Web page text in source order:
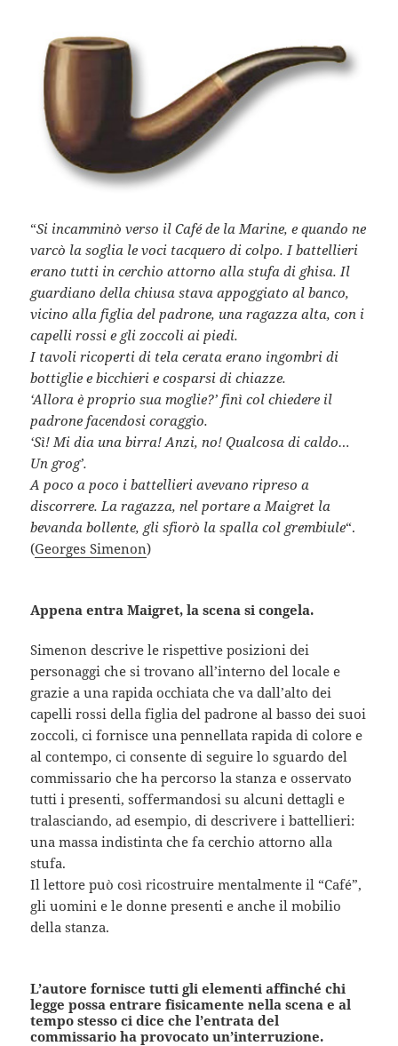
“Si incamminò verso il Café de la Marine, e quando ne
varcò la soglia le voci tacquero di colpo. I battellieri
erano tutti in cerchio attorno alla stufa di ghisa. Il
guardiano della chiusa stava appoggiato al banco,
vicino alla figlia del padrone, una ragazza alta, con i
capelli rossi e gli zoccoli ai piedi.
I tavoli ricoperti di tela cerata erano ingombri di
bottiglie e bicchieri e cosparsi di chiazze.
‘Allora è proprio sua moglie?’ finì col chiedere il
padrone facendosi coraggio.
‘Sì! Mi dia una birra! Anzi, no! Qualcosa di caldo…
Un grog’.
A poco a poco i battellieri avevano ripreso a
discorrere. La ragazza, nel portare a Maigret la
bevanda bollente, gli sfiorò la spalla col grembiule“.
(Georges Simenon)
Appena entra Maigret, la scena si congela.
Simenon descrive le rispettive posizioni dei
personaggi che si trovano all’interno del locale e
grazie a una rapida occhiata che va dall’alto dei
capelli rossi della figlia del padrone al basso dei suoi
zoccoli, ci fornisce una pennellata rapida di colore e
al contempo, ci consente di seguire lo sguardo del
commissario che ha percorso la stanza e osservato
tutti i presenti, soffermandosi su alcuni dettagli e
tralasciando, ad esempio, di descrivere i battellieri:
una massa indistinta che fa cerchio attorno alla
stufa.
Il lettore può così ricostruire mentalmente il “Café”,
gli uomini e le donne presenti e anche il mobilio
della stanza.
L’autore fornisce tutti gli elementi affinché chi
legge possa entrare fisicamente nella scena e al
tempo stesso ci dice che l’entrata del
commissario ha provocato un’interruzione.